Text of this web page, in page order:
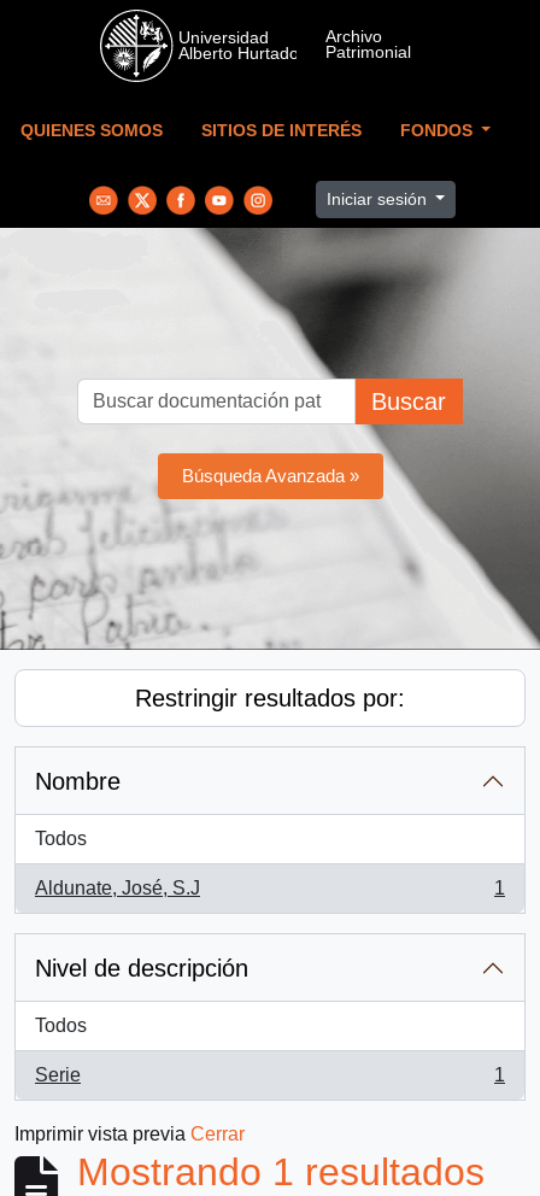
Skip to main content
QUIENES SOMOS SITIOS DE INTERÉS FONDOS
Iniciar sesión
Buscar
Búsqueda Avanzada »
Restringir resultados por:
Nombre
Todos
Aldunate, José, S.J
, 1 resultados
1
Nivel de descripción
Todos
Serie
, 1 resultados
1
Imprimir vista previa Cerrar
Mostrando 1 resultados